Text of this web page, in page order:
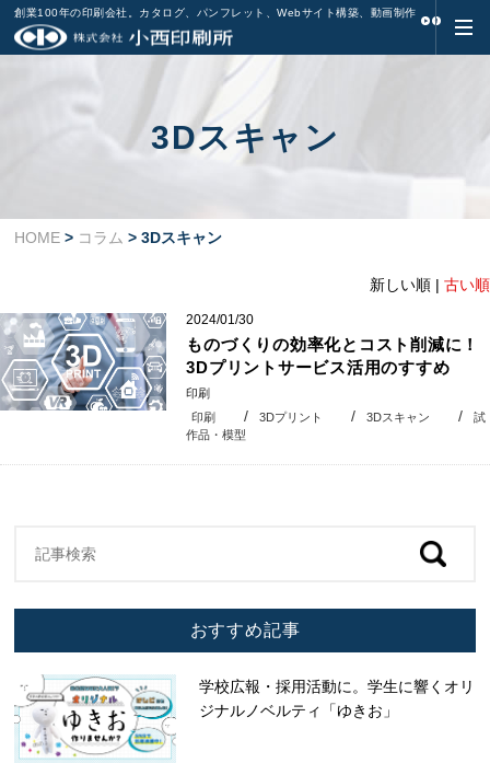
創業100年の印刷会社。カタログ、パンフレット、Webサイト構築、動画制作
3Dスキャン
HOME > コラム > 3Dスキャン
新しい順 | 古い順
2024/01/30
ものづくりの効率化とコスト削減に！
3Dプリントサービス活用のすすめ
印刷
印刷
3Dプリント 3Dスキャン
試
作品・模型
おすすめ記事
学校広報・採用活動に。学生に響くオリ
ジナルノベルティ「ゆきお」